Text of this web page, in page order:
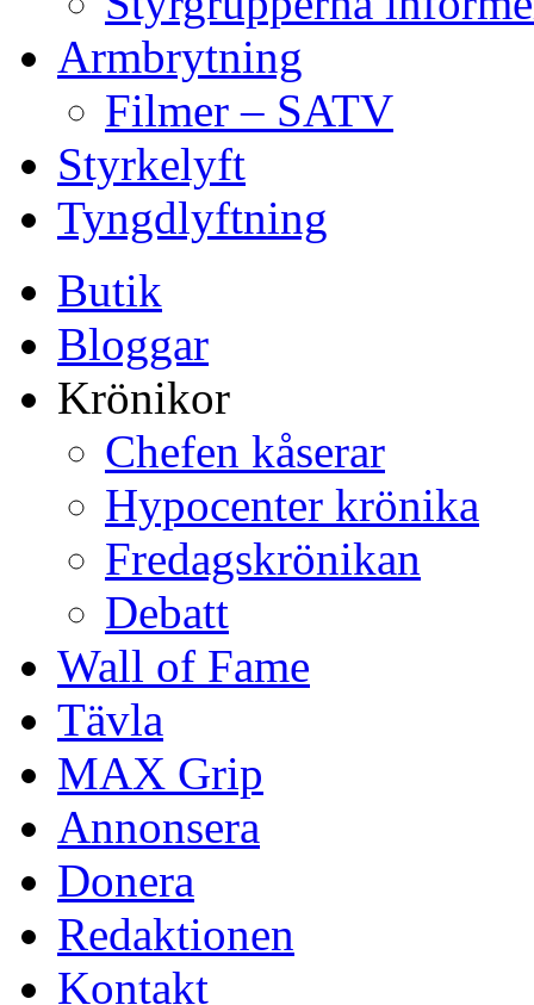
Armbrytning
Filmer – SATV
Styrkelyft
Tyngdlyftning
Butik
Bloggar
Krönikor
Chefen kåserar
Hypocenter krönika
Fredagskrönikan
Debatt
Wall of Fame
Tävla
MAX Grip
Annonsera
Donera
Redaktionen
Kontakt